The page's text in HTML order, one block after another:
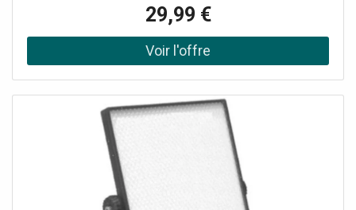
gratuites Tuya Smart ou Smart Life, vous pouvez utiliser
votre smartphone pour régler votre chauffage électrique
à distance. THERMOSTAT TACTILE WIFI POUR
CHAUFFAGE AU SOL Si vous disposez d'un chauffage
changer la température d'une pièce par le biais de votre
smartphone. Connecté en Wi-Fi et parfaitement adapté à
votre intérieur, vous pourrez impressionner vos convives
en changeant de température sans vous lever grâce à
votre smartphone ou par commande vocale si vous êtes
équipé d'Alexa ou de Google Home. CONSOMMATION
D'ÉNERGIE Les applications gratuites Tuya et Smart life
29,99 €